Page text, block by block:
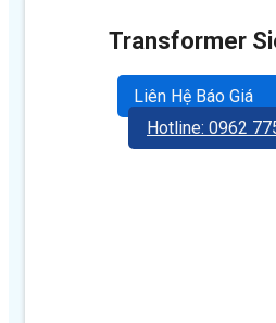
Transformer
Liên Hệ Báo Giá
Hotline: 0962